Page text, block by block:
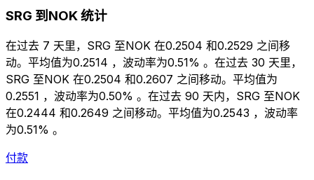
SRG 到NOK 统计
在过去 7 天里，SRG 至NOK 在0.2504 和0.2529 之间移
动。平均值为0.2514 ，波动率为0.51% 。在过去 30 天里，
SRG 至NOK 在0.2504 和0.2607 之间移动。平均值为
0.2551 ，波动率为0.50% 。在过去 90 天内，SRG 至NOK
在0.2444 和0.2649 之间移动。平均值为0.2543 ，波动率
为0.51% 。
付款